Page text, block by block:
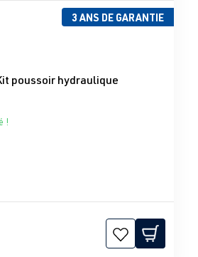
3 ANS DE GARANTIE
sur 5 étoiles
poussoir hydraulique
!